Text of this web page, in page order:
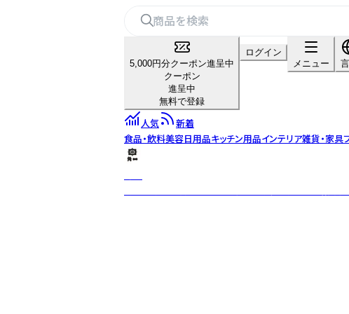
5,000円分クーポン進呈中
クーポン
進呈中
無料で登録
ログイン
メニュー
人気
新着
食品・飲料美容日用品キッチン用品インテリア雑貨・家具